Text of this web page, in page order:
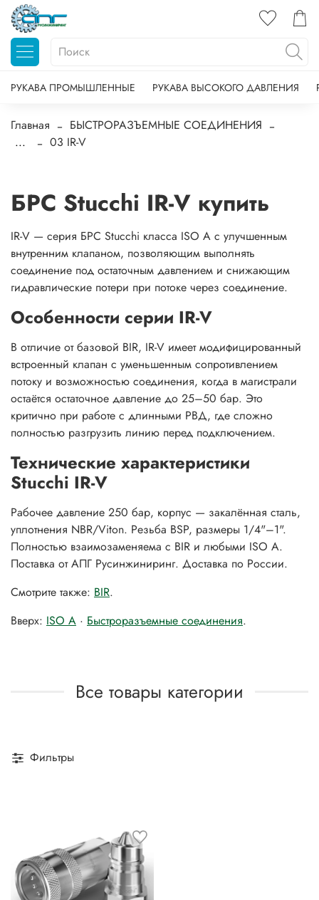
РУКАВА ПРОМЫШЛЕННЫЕ РУКАВА ВЫСОКОГО ДАВЛЕНИЯ
Главная
БЫСТРОРАЗЪЕМНЫЕ СОЕДИНЕНИЯ
...
03 IR-V
БРС Stucchi IR-V купить
IR-V — серия БРС Stucchi класса ISO A с улучшенным
внутренним клапаном, позволяющим выполнять
соединение под остаточным давлением и снижающим
гидравлические потери при потоке через соединение.
Особенности серии IR-V
В отличие от базовой BIR, IR-V имеет модифицированный
встроенный клапан с уменьшенным сопротивлением
потоку и возможностью соединения, когда в магистрали
остаётся остаточное давление до 25–50 бар. Это
критично при работе с длинными РВД, где сложно
полностью разгрузить линию перед подключением.
Технические характеристики
Stucchi IR-V
Рабочее давление 250 бар, корпус — закалённая сталь,
уплотнения NBR/Viton. Резьба BSP, размеры 1/4"–1".
Полностью взаимозаменяема с BIR и любыми ISO A.
Поставка от АПГ Русинжиниринг. Доставка по России.
Смотрите также: BIR.
Вверх: ISO A · Быстроразъемные соединения.
Все товары категории
Фильтры